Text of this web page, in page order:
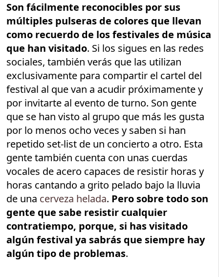
Son fácilmente reconocibles por sus
múltiples pulseras de colores que llevan
como recuerdo de los festivales de música
que han visitado. Si los sigues en las redes
sociales, también verás que las utilizan
exclusivamente para compartir el cartel del
festival al que van a acudir próximamente y
por invitarte al evento de turno. Son gente
que se han visto al grupo que más les gusta
por lo menos ocho veces y saben si han
repetido set-list de un concierto a otro. Esta
gente también cuenta con unas cuerdas
vocales de acero capaces de resistir horas y
horas cantando a grito pelado bajo la lluvia
de una cerveza helada. Pero sobre todo son
gente que sabe resistir cualquier
contratiempo, porque, si has visitado
algún festival ya sabrás que siempre hay
algún tipo de problemas.